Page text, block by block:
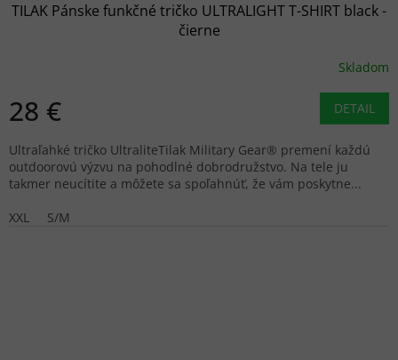
TILAK Pánske funkčné tričko ULTRALIGHT T-SHIRT black -
čierne
Skladom
28 € DETAIL
Ultraľahké tričko UltraliteTilak Military Gear® premení každú
outdoorovú výzvu na pohodlné dobrodružstvo. Na tele ju
takmer neucítite a môžete sa spoľahnúť, že vám poskytne...
XXL
S/M